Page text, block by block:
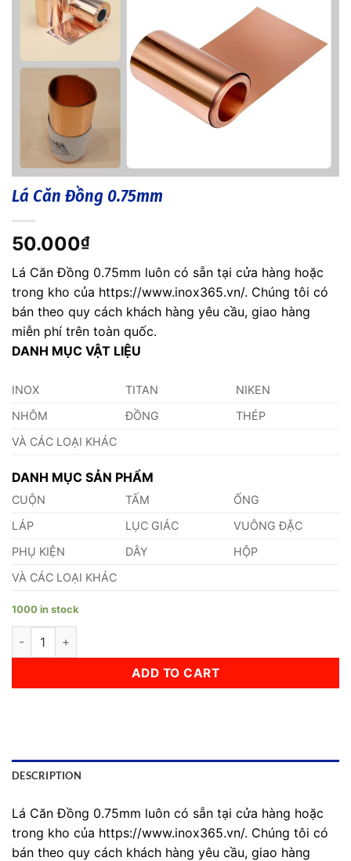
Lá Căn Đồng 0.75mm
50.000₫
Lá Căn Đồng 0.75mm luôn có sẵn tại cửa hàng hoặc
trong kho của https://www.inox365.vn/. Chúng tôi có
bán theo quy cách khách hàng yêu cầu, giao hàng
miễn phí trên toàn quốc.
DANH MỤC VẬT LIỆU
INOX TITAN
NIKEN
NHÔM
ĐỒNG
THÉP
VÀ CÁC LOẠI KHÁC
DANH MỤC SẢN PHẨM
CUỘN TẤM
ỐNG
LÁP
LỤC GIÁC
VUÔNG ĐẶC
PHỤ KIỆN
DÂY
HỘP
VÀ CÁC LOẠI KHÁC
1000 in stock
Lá Căn Đồng 0.75mm quantity
ADD TO CART
DESCRIPTION
Lá Căn Đồng 0.75mm luôn có sẵn tại cửa hàng hoặc
trong kho của https://www.inox365.vn/. Chúng tôi có
bán theo quy cách khách hàng yêu cầu, giao hàng